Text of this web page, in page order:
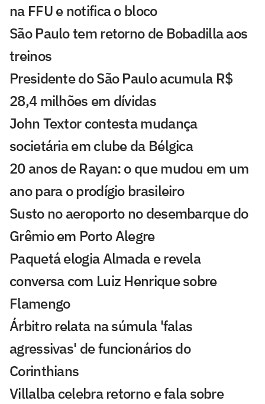
na FFU e notifica o bloco
São Paulo tem retorno de Bobadilla aos
treinos
Presidente do São Paulo acumula R$
28,4 milhões em dívidas
John Textor contesta mudança
societária em clube da Bélgica
20 anos de Rayan: o que mudou em um
ano para o prodígio brasileiro
Susto no aeroporto no desembarque do
Grêmio em Porto Alegre
Paquetá elogia Almada e revela
conversa com Luiz Henrique sobre
Flamengo
Árbitro relata na súmula 'falas
agressivas' de funcionários do
Corinthians
Villalba celebra retorno e fala sobre